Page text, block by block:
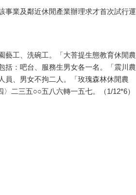
業及鄰近休閒產業辦理求才首次試行運
工、洗碗工。「大菩提生態教育休閒農
括：吧台、服務生男女各一名。「震川農
員、男女不拘二人。「玫瑰森林休閒農
二三五○○五八六轉一五七。（1/12*6）